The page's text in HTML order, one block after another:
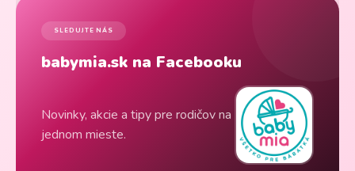
SLEDUJTE NÁS
babymia.sk na Facebooku
Novinky, akcie a tipy pre rodičov na
jednom mieste.